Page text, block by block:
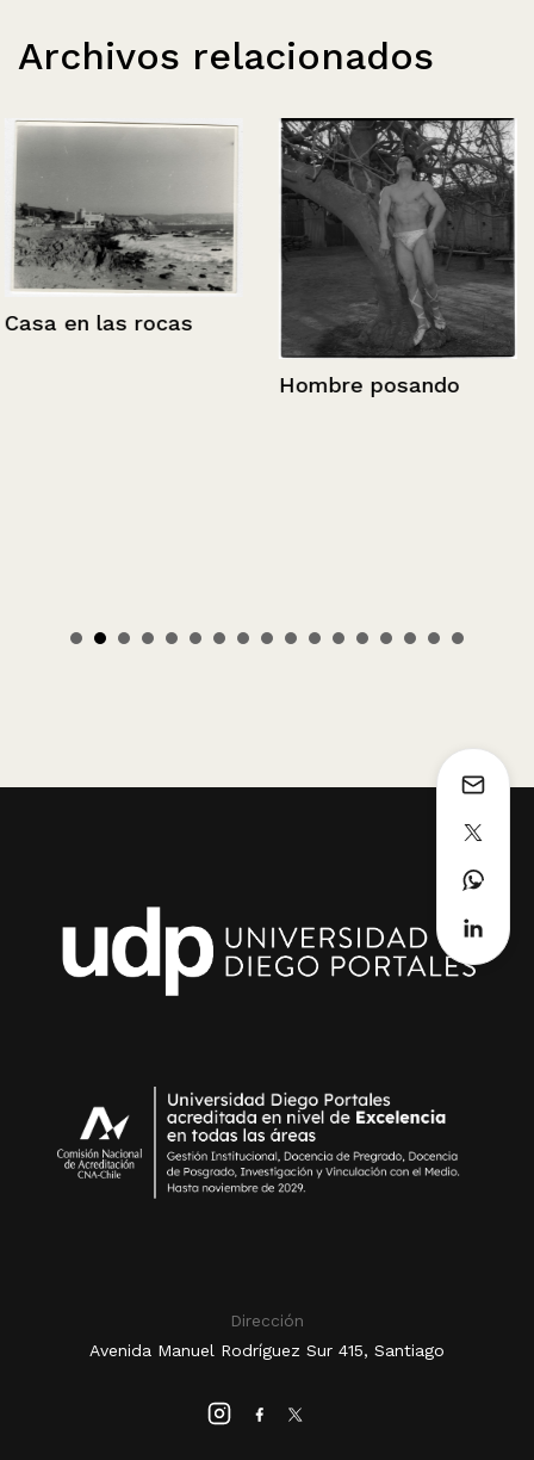
Archivos relacionados
Casa en las rocas
Hombre posando
Dirección
Avenida Manuel Rodríguez Sur 415, Santiago